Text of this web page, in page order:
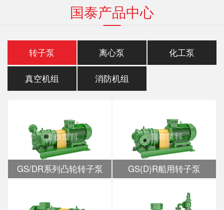
国泰产品中心
转子泵 离心泵 化工泵
真空机组 消防机组
GS/DR系列凸轮转子泵 GS(D)R船用转子泵